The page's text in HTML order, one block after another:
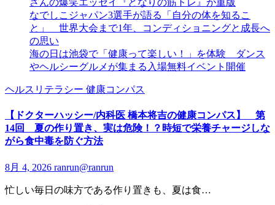
さんの爆笑エッセイ『となりの筋トレ』が重版
なでしこジャパン3選手が語る「自分の体を知るこ
と」 世界大会まで1年、コンディショニングと成長へ
の思い
海の日は池袋で「健康って楽しい！」を体験 ダンス
やヘルシーグルメが集まる入場無料イベント開催
ヘルスリテラシー 健康コンパス
【ドクターハッシー/内科医 橋本将吉の健康コンパス】 第
14回 夏の作り置き、実は危険！？時短で栄養チャージしな
がら食中毒を防ぐ方法
8月 4, 2026 ranrun@ranrun
忙しい毎日の味方である作り置きも、夏は食…